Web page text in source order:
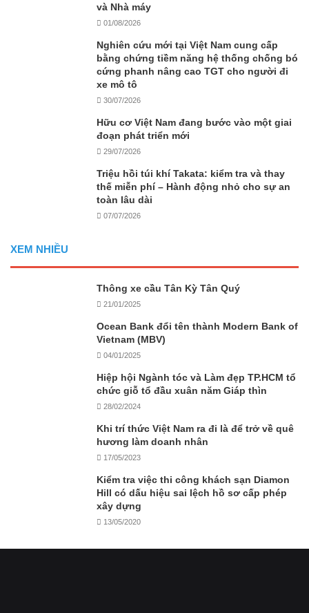
và Nhà máy
01/08/2026
Nghiên cứu mới tại Việt Nam cung cấp
bằng chứng tiềm năng hệ thống chống bó
cứng phanh nâng cao TGT cho người đi
xe mô tô
30/07/2026
Hữu cơ Việt Nam đang bước vào một giai
đoạn phát triển mới
29/07/2026
Triệu hồi túi khí Takata: kiểm tra và thay
thế miễn phí – Hành động nhỏ cho sự an
toàn lâu dài
07/07/2026
XEM NHIỀU
Thông xe cầu Tân Kỳ Tân Quý
21/01/2025
Ocean Bank đổi tên thành Modern Bank of
Vietnam (MBV)
04/01/2025
Hiệp hội Ngành tóc và Làm đẹp TP.HCM tổ
chức giỗ tổ đầu xuân năm Giáp thìn
28/02/2024
Khi trí thức Việt Nam ra đi là để trở về quê
hương làm doanh nhân
17/05/2023
Kiểm tra việc thi công khách sạn Diamon
Hill có dấu hiệu sai lệch hồ sơ cấp phép
xây dựng
13/05/2020